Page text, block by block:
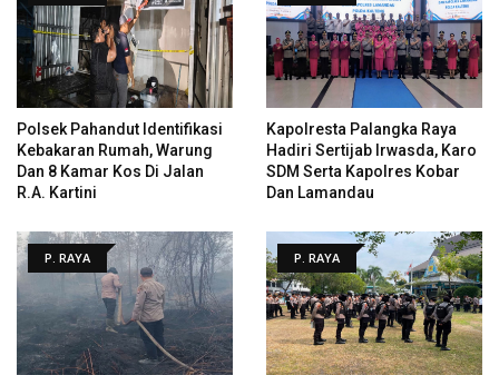
Polsek Pahandut Identifikasi
Kebakaran Rumah, Warung
Dan 8 Kamar Kos Di Jalan
R.A. Kartini
Kapolresta Palangka Raya
Hadiri Sertijab Irwasda, Karo
SDM Serta Kapolres Kobar
Dan Lamandau
P. RAYA P. RAYA